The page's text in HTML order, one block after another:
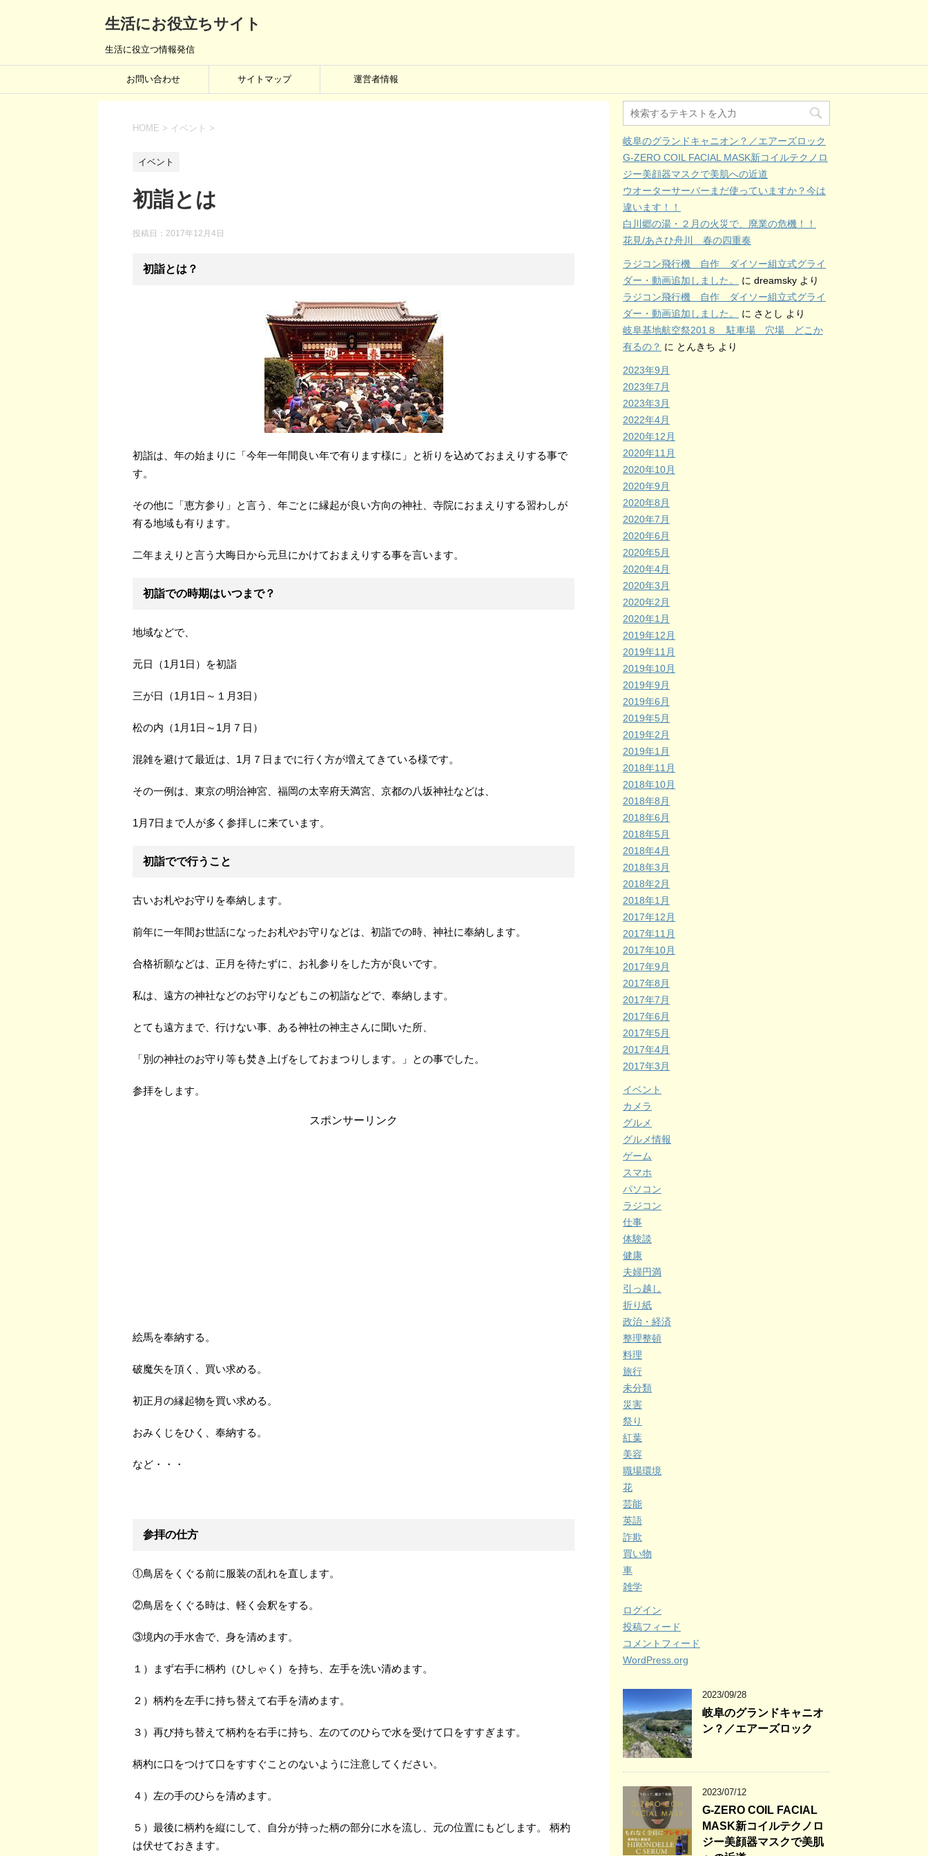
生活にお役立ちサイト
生活に役立つ情報発信
お問い合わせ サイトマップ 運営者情報
HOME > イベント >
イベント
初詣とは
投稿日： 2017年12月4日
初詣とは？
初詣は、年の始まりに「今年一年間良い年で有ります様に」と祈りを込めておまえりする事で
す。
その他に「恵方参り」と言う、年ごとに縁起が良い方向の神社、寺院におまえりする習わしが
有る地域も有ります。
二年まえりと言う大晦日から元旦にかけておまえりする事を言います。
初詣での時期はいつまで？
地域などで、
元日（1月1日）を初詣
三が日（1月1日～１月3日）
松の内（1月1日～1月７日）
混雑を避けて最近は、1月７日までに行く方が増えてきている様です。
その一例は、東京の明治神宮、福岡の太宰府天満宮、京都の八坂神社などは、
1月7日まで人が多く参拝しに来ています。
初詣でで行うこと
古いお札やお守りを奉納します。
前年に一年間お世話になったお札やお守りなどは、初詣での時、神社に奉納します。
合格祈願などは、正月を待たずに、お礼参りをした方が良いです。
私は、遠方の神社などのお守りなどもこの初詣などで、奉納します。
とても遠方まで、行けない事、ある神社の神主さんに聞いた所、
「別の神社のお守り等も焚き上げをしておまつりします。」との事でした。
参拝をします。
スポンサーリンク
絵馬を奉納する。
破魔矢を頂く、買い求める。
初正月の縁起物を買い求める。
おみくじをひく、奉納する。
など・・・
参拝の仕方
①鳥居をくぐる前に服装の乱れを直します。
②鳥居をくぐる時は、軽く会釈をする。
③境内の手水舎で、身を清めます。
１）まず右手に柄杓（ひしゃく）を持ち、左手を洗い清めます。
２）柄杓を左手に持ち替えて右手を清めます。
３）再び持ち替えて柄杓を右手に持ち、左のてのひらで水を受けて口をすすぎます。
柄杓に口をつけて口をすすぐことのないように注意してください。
４）左の手のひらを清めます。
５）最後に柄杓を縦にして、自分が持った柄の部分に水を流し、元の位置にもどします。 柄杓
は伏せておきます。
岐阜のグランドキャニオン？／エアーズロック
G-ZERO COIL FACIAL MASK新コイルテクノロ
ジー美顔器マスクで美肌への近道
ウオーターサーバーまだ使っていますか？今は
違います！！
白川郷の湯・２月の火災で、廃業の危機！！
花見/あさひ舟川 春の四重奏
ラジコン飛行機 自作 ダイソー組立式グライ
ダー・動画追加しました。
に dreamsky より
ラジコン飛行機 自作 ダイソー組立式グライ
ダー・動画追加しました。
に さとし より
岐阜基地航空祭201８ 駐車場 穴場 どこか
有るの？ に とんきち より
2023年9月
2023年7月
2023年3月
2022年4月
2020年12月
2020年11月
2020年10月
2020年9月
2020年8月
2020年7月
2020年6月
2020年5月
2020年4月
2020年3月
2020年2月
2020年1月
2019年12月
2019年11月
2019年10月
2019年9月
2019年6月
2019年5月
2019年2月
2019年1月
2018年11月
2018年10月
2018年8月
2018年6月
2018年5月
2018年4月
2018年3月
2018年2月
2018年1月
2017年12月
2017年11月
2017年10月
2017年9月
2017年8月
2017年7月
2017年6月
2017年5月
2017年4月
2017年3月
イベント
カメラ
グルメ
グルメ情報
ゲーム
スマホ
パソコン
ラジコン
仕事
体験談
健康
夫婦円満
引っ越し
折り紙
政治・経済
整理整頓
料理
旅行
未分類
災害
祭り
紅葉
美容
職場環境
花
芸能
英語
詐欺
買い物
車
雑学
ログイン
投稿フィード
コメントフィード
WordPress.org
2023/09/28
岐阜のグランドキャニオ
ン？／エアーズロック
2023/07/12
G-ZERO COIL FACIAL
MASK新コイルテクノロ
ジー美顔器マスクで美肌